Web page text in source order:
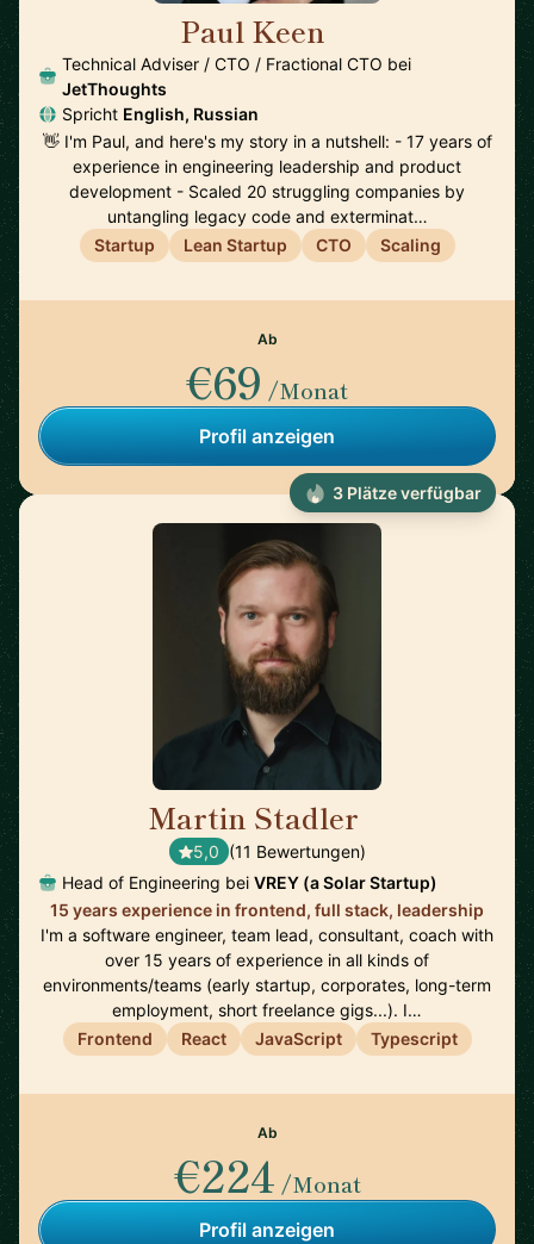
Paul Keen
Technical Adviser / CTO / Fractional CTO bei
JetThoughts
Spricht English, Russian
👋 I'm Paul, and here's my story in a nutshell: - 17 years of
experience in engineering leadership and product
development - Scaled 20 struggling companies by
untangling legacy code and exterminat…
Startup
Lean Startup CTO Scaling
Ab
€69 /Monat
Profil anzeigen
Martin Stadler
5,0 (11 Bewertungen)
Head of Engineering bei VREY (a Solar Startup)
15 years experience in frontend, full stack, leadership
I'm a software engineer, team lead, consultant, coach with
over 15 years of experience in all kinds of
environments/teams (early startup, corporates, long-term
employment, short freelance gigs...). I…
Frontend
React JavaScript Typescript
Ab
€224 /Monat
Profil anzeigen
3 Plätze verfügbar